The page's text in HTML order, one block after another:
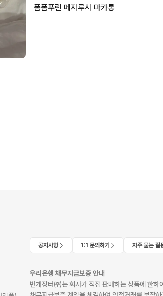
폼폼푸린 메지루시 마카롱
공지사항 1:1 문의하기 자주 묻는 질
우리은행 채무지급보증 안내
번개장터㈜는 회사가 직접 판매하는 상품에 한